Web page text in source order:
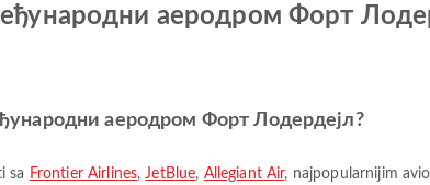
аеродром Форт
аеродром Форт Лодердејл?
sa Frontier Airlines,JetBlue, Allegiant Air, najpopularnijim